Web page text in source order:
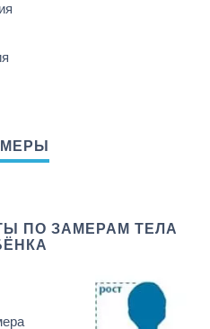
ПО ЗАМЕРАМ ТЕЛА